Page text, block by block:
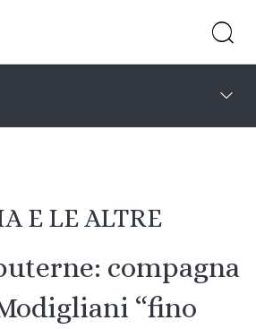
E LE ALTRE
compagna
“fino